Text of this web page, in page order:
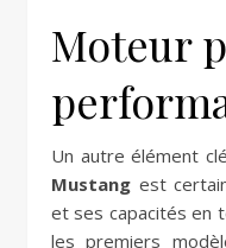
Moteur
Un autre élément
Mustang est
et ses capacités en
les premiers